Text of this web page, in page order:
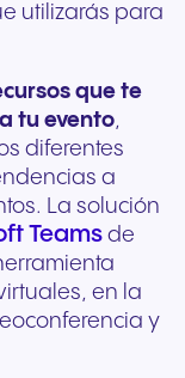
utilizarás para
que te
tu evento,
diferentes
a
La solución
Teams de
en la
y